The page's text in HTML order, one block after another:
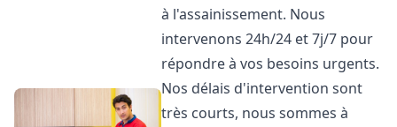
à l'assainissement. Nous
intervenons 24h/24 et 7j/7 pour
répondre à vos besoins urgents.
Nos délais d'intervention sont
très courts, nous sommes à